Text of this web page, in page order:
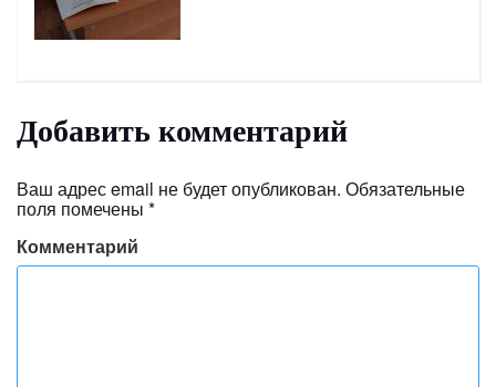
Добавить комментарий
Ваш адрес email не будет опубликован. Обязательные
поля помечены *
Комментарий